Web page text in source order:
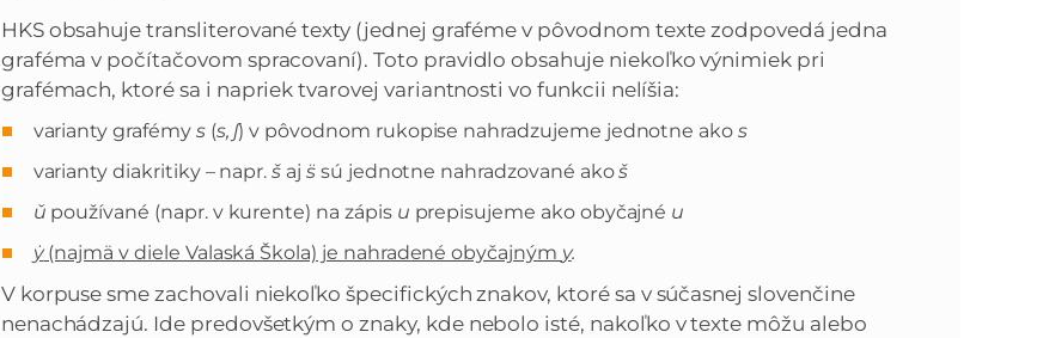
n
e
e
t
HKS obsahuje transliterované texty (jednej graféme v pôvodnom texte zodpovedá jedna
graféma v počítačovom spracovaní). Toto pravidlo obsahuje niekoľko výnimiek pri
grafémach, ktoré sa i napriek tvarovej variantnosti vo funkcii nelíšia:
varianty grafémy s(s, ʃ) v pôvodnom rukopise nahradzujeme jednotne akos
varianty diakritiky – napr.š aj s̈ sú jednotne nahradzované akoš
ǔ používané (napr. v kurente) na zápis u prepisujeme ako obyčajné u
ẏ(najmä v diele Valaská Škola) je nahradené obyčajným y.
V korpuse sme zachovali niekoľko špecifických znakov, ktoré sa v súčasnej slovenčine
nenachádzajú. Ide predovšetkým o znaky, kde nebolo isté, nakoľko v texte môžu alebo